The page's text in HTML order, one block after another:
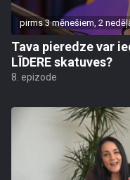
pirms 3 mēnešiem, 2
Tava pieredze var
LĪDERE skatuves?
8. epizode